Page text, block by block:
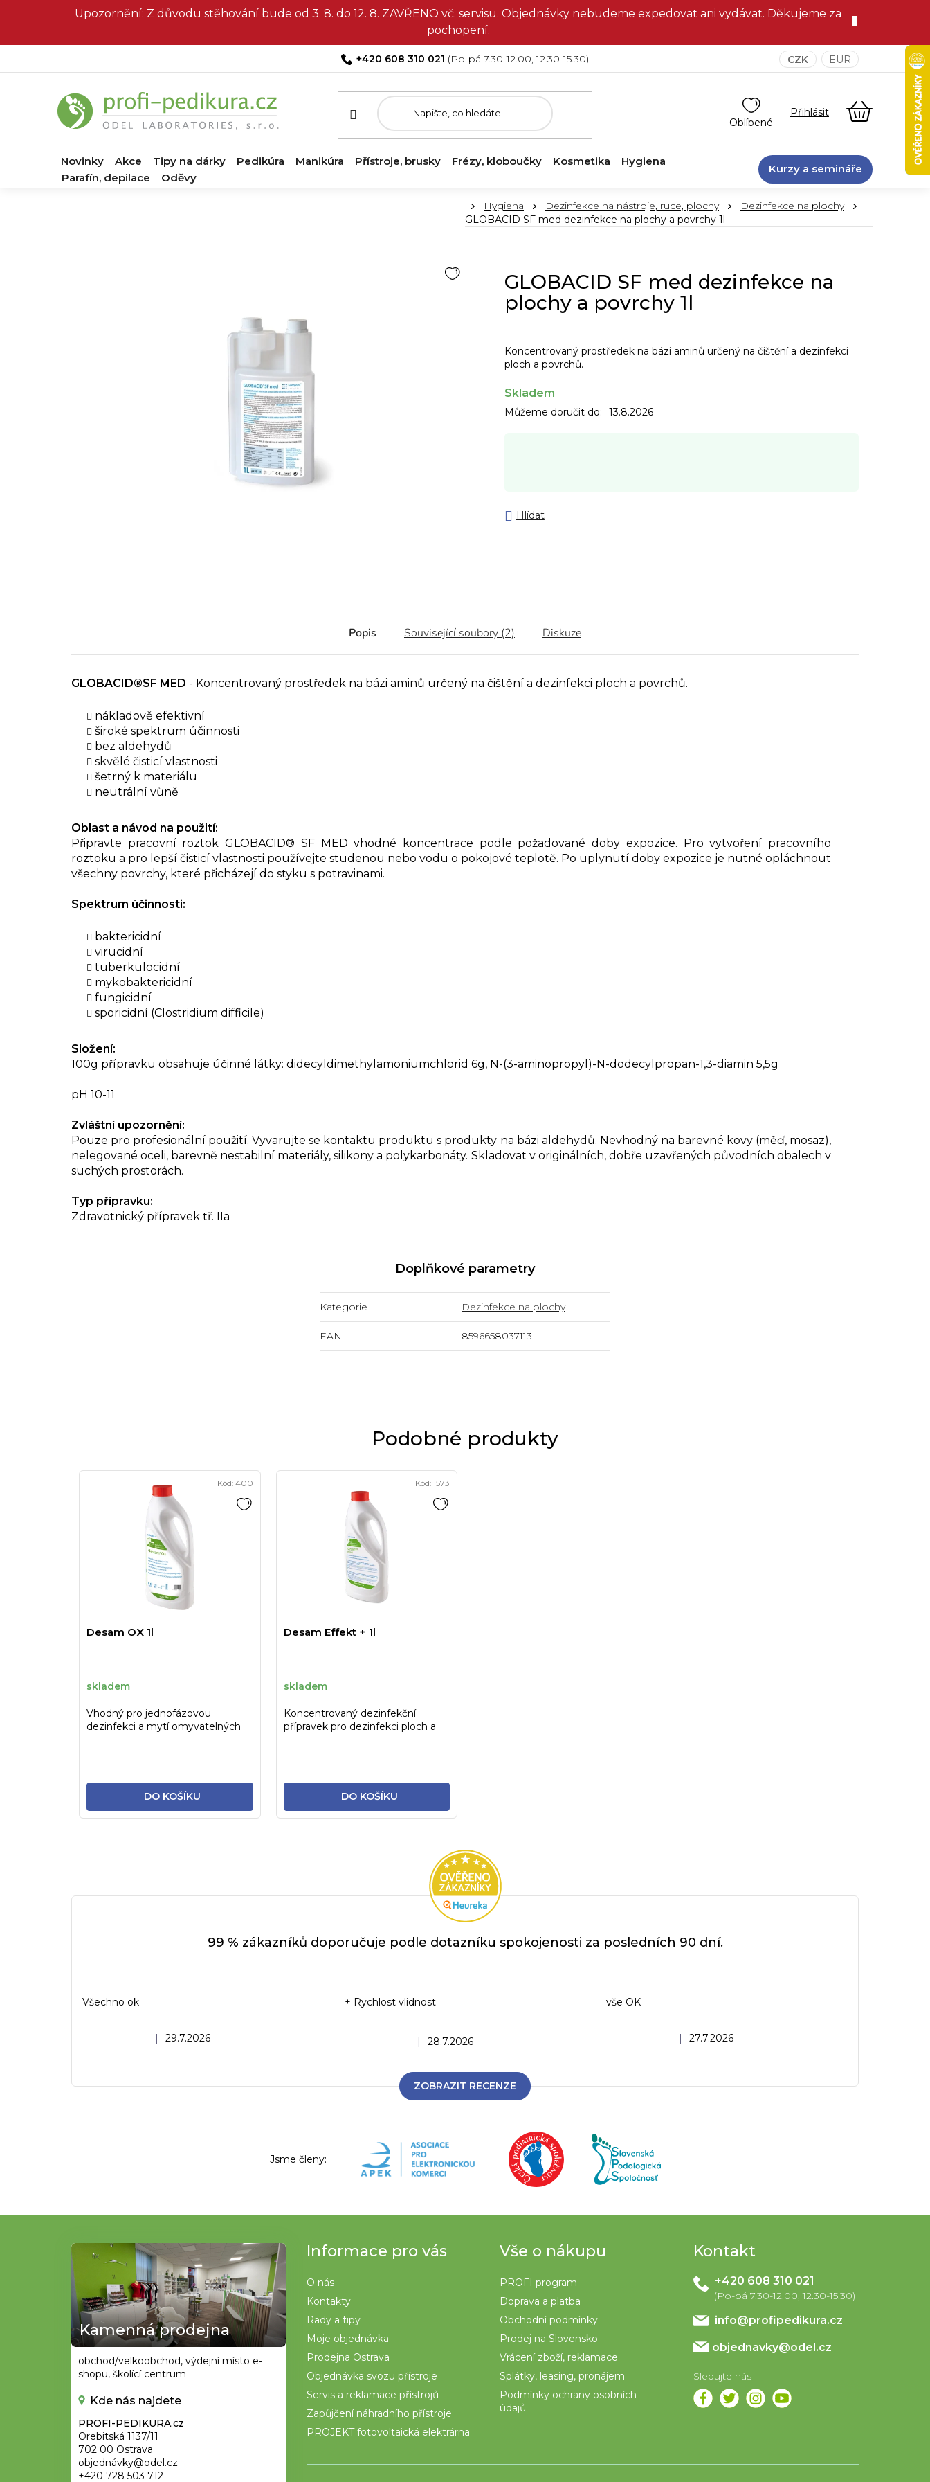
Upozornění: Z důvodu stěhování bude od 3. 8. do 12. 8. ZAVŘENO vč. servisu. Objednávky nebudeme expedovat ani vydávat. Děkujeme za
pochopení.
+420 608 310 021 CZK EUR
NÁKUPNÍ
KOŠÍK
Novinky Akce Tipy na dárky Pedikúra Manikúra Přístroje, brusky Frézy, kloboučky Kosmetika
Hygiena
Parafín, depilace
Oděvy
Kurzy a semináře
DomůHygiena Dezinfekce na nástroje, ruce, plochy
Dezinfekce na plochy
GLOBACID SF med dezinfekce na plochy a povrchy 1l
GLOBACID SF med dezinfekce na
plochy a povrchy 1l
Koncentrovaný prostředek na bázi aminů určený na čištění a dezinfekci
ploch a povrchů.
Skladem
Můžeme doručit do: 13.8.2026
Hlídat
Popis Související soubory (2) Diskuze
GLOBACID®SF MED - Koncentrovaný prostředek na bázi aminů určený na čištění a dezinfekci ploch a povrchů.
nákladově efektivní
široké spektrum účinnosti
bez aldehydů
skvělé čisticí vlastnosti
šetrný k materiálu
neutrální vůně
Oblast a návod na použití:
Připravte pracovní roztok GLOBACID® SF MED vhodné koncentrace podle požadované doby expozice. Pro vytvoření pracovního
roztoku a pro lepší čisticí vlastnosti používejte studenou nebo vodu o pokojové teplotě. Po uplynutí doby expozice je nutné opláchnout
všechny povrchy, které přicházejí do styku s potravinami.
Spektrum účinnosti:
baktericidní
virucidní
tuberkulocidní
mykobaktericidní
fungicidní
sporicidní (Clostridium difficile)
Složení:
100g přípravku obsahuje účinné látky: didecyldimethylamoniumchlorid 6g, N-(3-aminopropyl)-N-dodecylpropan-1,3-diamin 5,5g
pH 10-11
Zvláštní upozornění:
Pouze pro profesionální použití. Vyvarujte se kontaktu produktu s produkty na bázi aldehydů. Nevhodný na barevné kovy (měď, mosaz),
nelegované oceli, barevně nestabilní materiály, silikony a polykarbonáty. Skladovat v originálních, dobře uzavřených původních obalech v
suchých prostorách.
Typ přípravku:
Zdravotnický přípravek tř. IIa
Doplňkové parametry
Kategorie Dezinfekce na plochy
EAN 8596658037113
Podobné produkty
Desam OX 1l
skladem
DO KOŠÍKU
Vhodný pro jednofázovou
dezinfekci a mytí omyvatelných
Kód: 400
Desam Effekt + 1l
skladem
DO KOŠÍKU
Koncentrovaný dezinfekční
přípravek pro dezinfekci ploch a
Kód: 1573
99 % zákazníků doporučuje podle dotazníku spokojenosti za posledních 90 dní.
Hodnocení obchodu je 5 z 5 hvězdiček.
| 29.7.2026
Všechno ok
Hodnocení obchodu je 5 z 5 hvězdiček.
| 28.7.2026
+ Rychlost vlidnost
Hodnocení obchodu je 5 z 5 hvězdiček.
| 27.7.2026
vše OK
ZOBRAZIT RECENZE
Jsme členy:
Informace pro vás
O nás
Kontakty
Rady a tipy
Moje objednávka
Prodejna Ostrava
Objednávka svozu přístroje
Servis a reklamace přístrojů
Zapůjčení náhradního přístroje
PROJEKT fotovoltaická elektrárna
Vše o nákupu
PROFI program
Doprava a platba
Obchodní podmínky
Prodej na Slovensko
Vrácení zboží, reklamace
Splátky, leasing, pronájem
Podmínky ochrany osobních
údajů
Kontakt
info@profipedikura.cz
+420 608 310 021
objednavky@odel.cz
Kamenná prodejna
obchod/velkoobchod, výdejní místo e-
shopu, školící centrum
Kde nás najdete
PROFI-PEDIKURA.cz
Orebitská 1137/11
702 00 Ostrava
objednávky@odel.cz
+420 728 503 712